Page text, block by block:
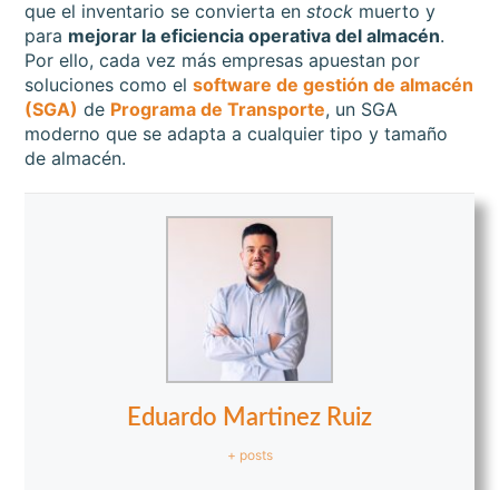
que el inventario se convierta enstock muerto y
para mejorar la eficiencia operativa del almacén.
Por ello, cada vez más empresas apuestan por
soluciones como elsoftware de gestión de almacén
(SGA) de Programa de Transporte, un SGA
moderno que se adapta a cualquier tipo y tamaño
de almacén.
Eduardo Martinez Ruiz
+ posts